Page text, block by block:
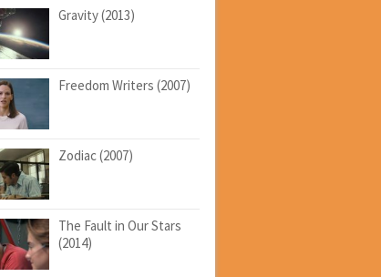
Gravity (2013)
Freedom Writers (2007)
Zodiac (2007)
The Fault in Our Stars
(2014)